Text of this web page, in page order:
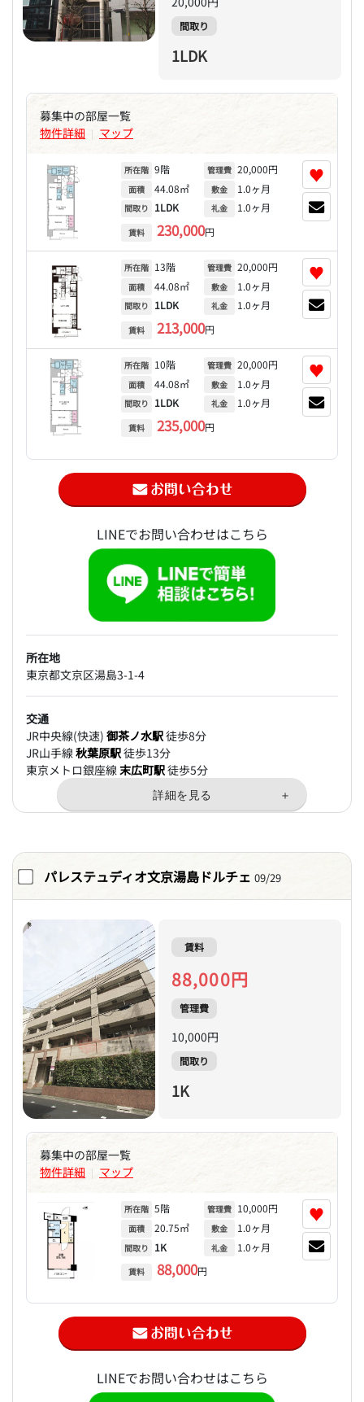
間取り
1LDK
募集中の部屋一覧
物件詳細 | マップ
所在階 9階
面積 44.08㎡
間取り 1LDK
賃料 230,000円
管理費 20,000円
敷金 1.0ヶ月
礼金 1.0ヶ月
♥
所在階 13階
面積 44.08㎡
間取り 1LDK
賃料 213,000円
管理費 20,000円
敷金 1.0ヶ月
礼金 1.0ヶ月
♥
所在階 10階
面積 44.08㎡
間取り 1LDK
賃料 235,000円
管理費 20,000円
敷金 1.0ヶ月
礼金 1.0ヶ月
♥
LINEでお問い合わせはこちら
所在地
東京都文京区湯島3-1-4
交通
JR中央線(快速)御茶ノ水駅徒歩8分
JR山手線秋葉原駅徒歩13分
東京メトロ銀座線末広町駅徒歩5分
パレステュディオ文京湯島ドルチェ 09/29
賃料
88,000円
管理費
10,000円
間取り
1K
募集中の部屋一覧
物件詳細 | マップ
所在階 5階
面積 20.75㎡
間取り 1K
賃料 88,000円
管理費 10,000円
敷金 1.0ヶ月
礼金 1.0ヶ月
♥
LINEでお問い合わせはこちら